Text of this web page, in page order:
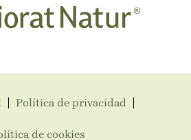
Política de privacidad
de cookies